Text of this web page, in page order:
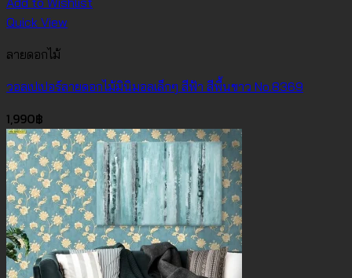
Quick View
ลายดอกไม้
วอลเปเปอร์ลายดอกไม้มินิมอลเล็กๆ สีฟ้า สีพื้นขาว No.8369
1,990฿